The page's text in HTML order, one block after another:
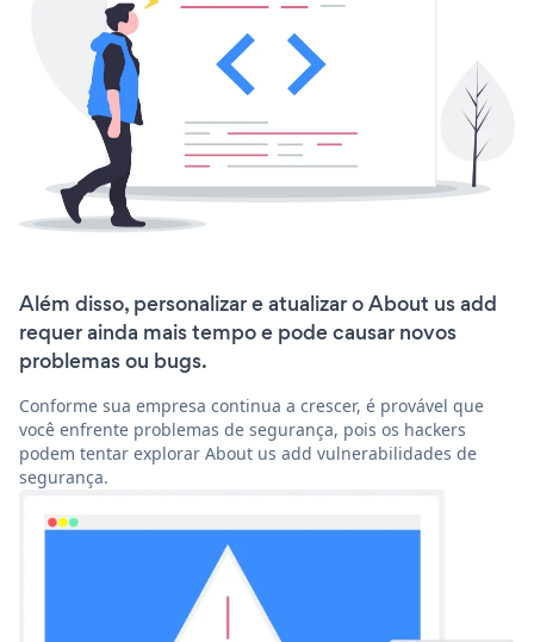
Além disso, personalizar e atualizar o About us add
requer ainda mais tempo e pode causar novos
problemas ou bugs.
Conforme sua empresa continua a crescer, é provável que
você enfrente problemas de segurança, pois os hackers
podem tentar explorar About us add vulnerabilidades de
segurança.